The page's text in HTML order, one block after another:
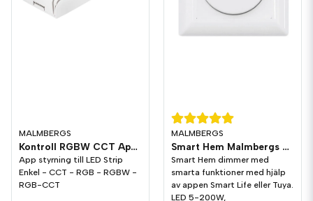
MALMBERGS
Kontroll RGBW CCT App-styrd
App styrning till LED Strip
Enkel - CCT - RGB - RGBW -
RGB-CCT
MALMBERGS
Smart Hem Malmbergs Dimmer Wi-Fi 5-200w LED
Smart Hem dimmer med
smarta funktioner med hjälp
av appen Smart Life eller Tuya.
LED 5-200W,